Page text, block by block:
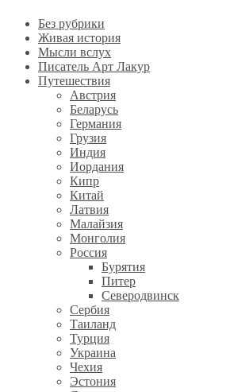
Без рубрики
Живая история
Мысли вслух
Писатель Арт Лакур
Путешествия
Австрия
Беларусь
Германия
Грузия
Индия
Иордания
Кипр
Китай
Латвия
Малайзия
Монголия
Россия
Бурятия
Питер
Северодвинск
Сербия
Таиланд
Турция
Украина
Чехия
Эстония